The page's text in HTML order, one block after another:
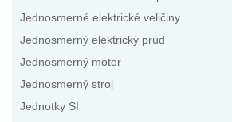
Jednosmerné elektrické veličiny
Jednosmerný elektrický prúd
Jednosmerný motor
Jednosmerný stroj
Jednotky SI